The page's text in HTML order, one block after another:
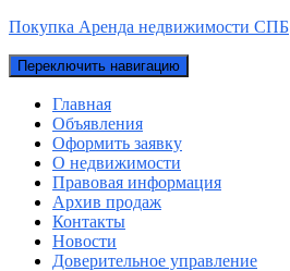
Покупка Аренда недвижимости СПБ
Переключить навигацию
Главная
Объявления
Оформить заявку
О недвижимости
Правовая информация
Архив продаж
Контакты
Новости
Доверительное управление